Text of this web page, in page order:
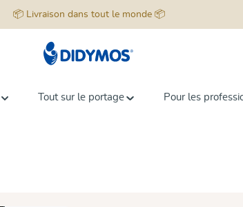
📦 Livraison dans tout le monde 📦
Tout sur le portage Pour les